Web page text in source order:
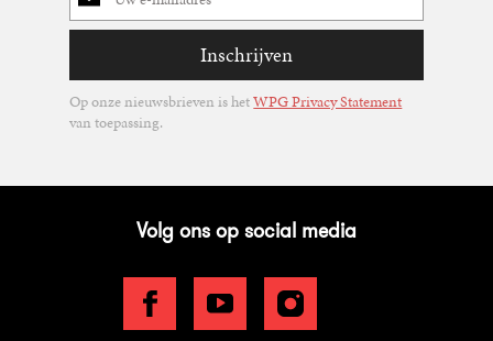
mailadres
Inschrijven
Op onze nieuwsbrieven is hetWPG Privacy Statement
van toepassing.
Volg ons op social media